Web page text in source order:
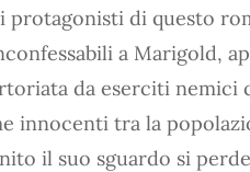
protagonisti di questo
a Marigold,
da eserciti nemici
innocenti tra la
il suo sguardo si